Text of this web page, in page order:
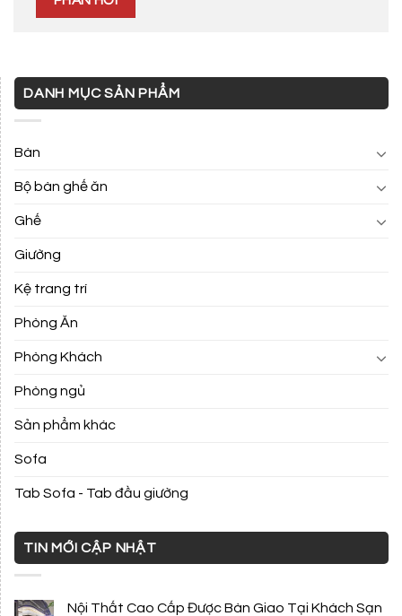
DANH MỤC SẢN PHẨM
Bàn
Bộ bàn ghế ăn
Ghế
Giường
Kệ trang trí
Phòng Ăn
Phòng Khách
Phòng ngủ
Sản phẩm khác
Sofa
Tab Sofa - Tab đầu giường
TIN MỚI CẬP NHẬT
Nội Thất Cao Cấp Được Bàn Giao Tại Khách Sạn